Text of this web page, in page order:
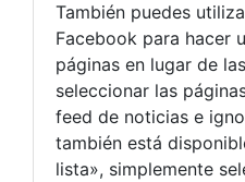
También puedes
Facebook para hacer
páginas en lugar de
seleccionar las
feed de noticias e
también está
lista», simplemente